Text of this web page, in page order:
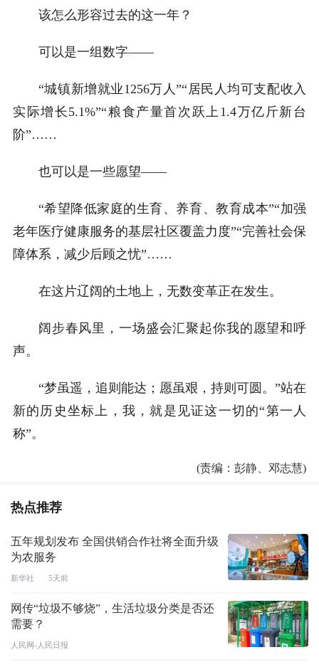
该怎么形容过去的这一年？
可以是一组数字——
“城镇新增就业1256万人”“居民人均可支配收入
实际增长5.1%”“粮食产量首次跃上1.4万亿斤新台
阶”……
也可以是一些愿望——
“希望降低家庭的生育、养育、教育成本”“加强
老年医疗健康服务的基层社区覆盖力度”“完善社会保
障体系，减少后顾之忧”……
在这片辽阔的土地上，无数变革正在发生。
阔步春风里，一场盛会汇聚起你我的愿望和呼
声。
“梦虽遥，追则能达；愿虽艰，持则可圆。”站在
新的历史坐标上，我，就是见证这一切的“第一人
称”。
(责编：彭静、邓志慧)
热点推荐
五年规划发布 全国供销合作社将全面升级
为农服务
新华社 5天前
网传“垃圾不够烧”，生活垃圾分类是否还
需要？
人民网-人民日报